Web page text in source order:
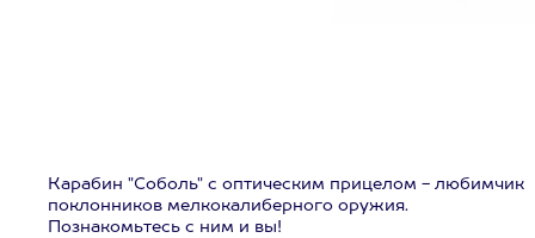
Карабин "Соболь" с оптическим прицелом - любимчик
поклонников мелкокалиберного оружия.
Познакомьтесь с ним и вы!